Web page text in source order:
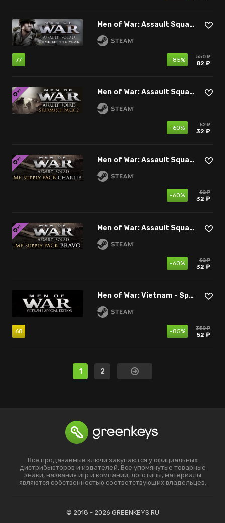
Men of War: Assault Squad - Game of the Year Edition
77 -85% 550 ₽
82 ₽
Men of War: Assault Squad - Skirmish Pack 2
-60% 82 ₽
32 ₽
Men of War: Assault Squad - MP Supply Pack Charlie
-60% 82 ₽
32 ₽
Men of War: Assault Squad - MP Supply Pack Bravo
-60% 82 ₽
32 ₽
Men of War: Vietnam - Special Edition
68 -85% 350 ₽
52 ₽
1 2
Все продаваемые ключи закупаются у официальных
дистрибьюторов и издателей. Все упомянутые товарные
знаки, названия игр и компаний, логотипы, материалы
являются собственностью соответствующих владельцев.
© 2018 - 2026 GREENKEYS.RU